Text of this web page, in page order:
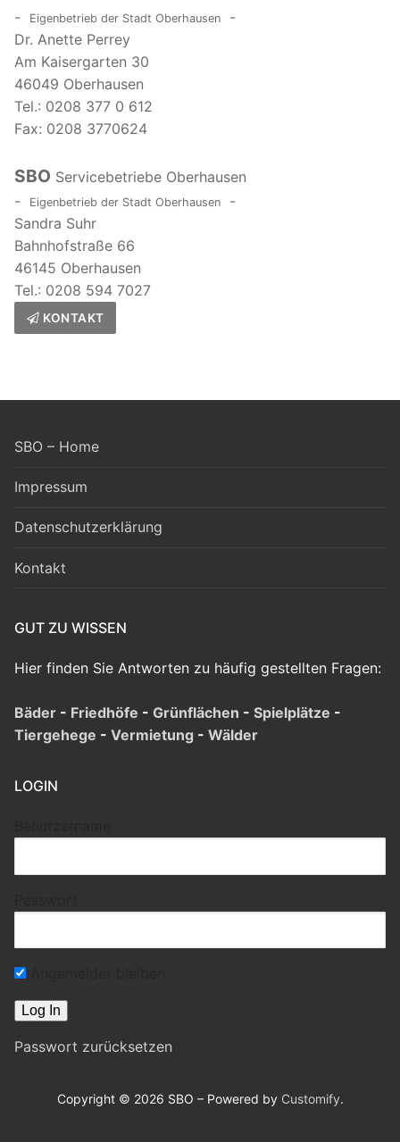
-
Eigenbetrieb der Stadt Oberhausen
-
Dr. Anette Perrey
Am Kaisergarten 30
46049 Oberhausen
Tel.: 0208 377 0 612
Fax: 0208 3770624
SBO Servicebetriebe Oberhausen
-
Eigenbetrieb der Stadt Oberhausen
-
Sandra Suhr
Bahnhofstraße 66
46145 Oberhausen
Tel.: 0208 594 7027
KONTAKT
SBO – Home
Impressum
Datenschutzerklärung
Kontakt
GUT ZU WISSEN
Hier finden Sie Antworten zu häufig gestellten Fragen:
Bäder - Friedhöfe - Grünflächen - Spielplätze -
Tiergehege - Vermietung - Wälder
LOGIN
Passwort zurücksetzen
Copyright © 2026 SBO – Powered by Customify.